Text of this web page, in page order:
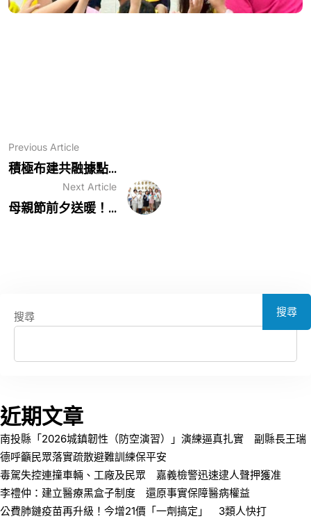
Previous Article
積極布建共融據點...
Next Article
母親節前夕送暖！...
搜尋 搜尋
近期文章
南投縣「2026城鎮韌性（防空演習）」演練逼真扎實 副縣長王瑞
德呼籲民眾落實疏散避難訓練保平安
毒駕失控連撞車輛、工廠及民眾 嘉義檢警迅速逮人聲押獲准
李禮仲：建立醫療黑盒子制度 還原事實保障醫病權益
公費肺鏈疫苗再升級！今增21價「一劑搞定」 3類人快打